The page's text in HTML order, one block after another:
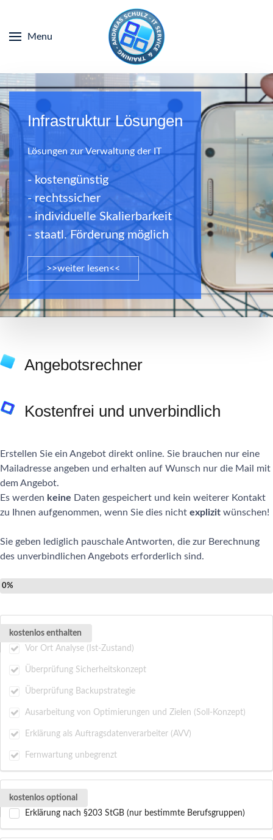
Menu
Infrastruktur Lösungen
Lösungen zur Verwaltung der IT
- kostengünstig
- rechtssicher
- individuelle Skalierbarkeit
- staatl. Förderung möglich
>>weiter lesen<<
Angebotsrechner
Kostenfrei und unverbindlich
Erstellen Sie ein Angebot direkt online. Sie brauchen nur eine
Mailadresse angeben und erhalten auf Wunsch nur die Mail mit
dem Angebot.
Es werden keine Daten gespeichert und kein weiterer Kontakt
zu Ihnen aufgenommen, wenn Sie dies nicht explizit wünschen!
Sie geben lediglich pauschale Antworten, die zur Berechnung
des unverbindlichen Angebots erforderlich sind.
0%
kostenlos enthalten
Vor Ort Analyse (Ist-Zustand)
Überprüfung Sicherheitskonzept
Überprüfung Backupstrategie
Ausarbeitung von Optimierungen und Zielen (Soll-Konzept)
Erklärung als Auftragsdatenverarbeiter (AVV)
Fernwartung unbegrenzt
kostenlos optional
Erklärung nach §203 StGB (nur bestimmte Berufsgruppen)